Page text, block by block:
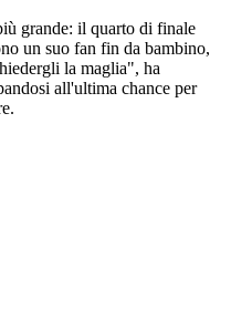
grande: il quarto di finale
un suo fan fin da bambino,
la maglia", ha
all'ultima chance per